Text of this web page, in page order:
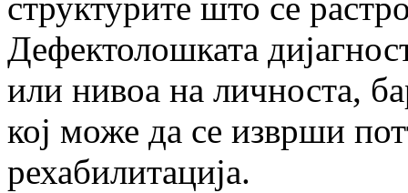
структурите што се
Дефектолошката
или нивоа на личноста,
кој може да се изврши
рехабилитација.